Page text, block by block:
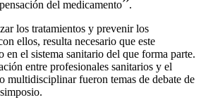
del medicamento´´.
los tratamientos y prevenir los
ellos, resulta necesario que este
en el sistema sanitario del que forma parte.
entre profesionales sanitarios y el
multidisciplinar fueron temas de debate de